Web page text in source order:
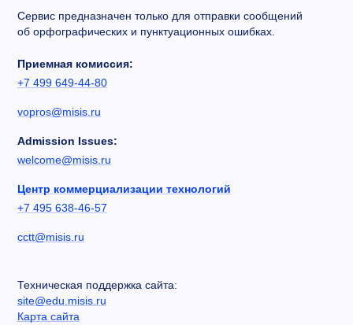
Сервис предназначен только для отправки сообщений
об орфографических и пунктуационных ошибках.
Приемная комиссия:
+7 499 649-44-80
vopros@misis.ru
Admission Issues:
welcome@misis.ru
Центр коммерциализации технологий
+7 495 638-46-57
cctt@misis.ru
Техническая поддержка сайта:
site@edu.misis.ru
Карта сайта